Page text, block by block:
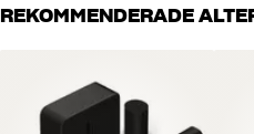
REKOMMENDERADE